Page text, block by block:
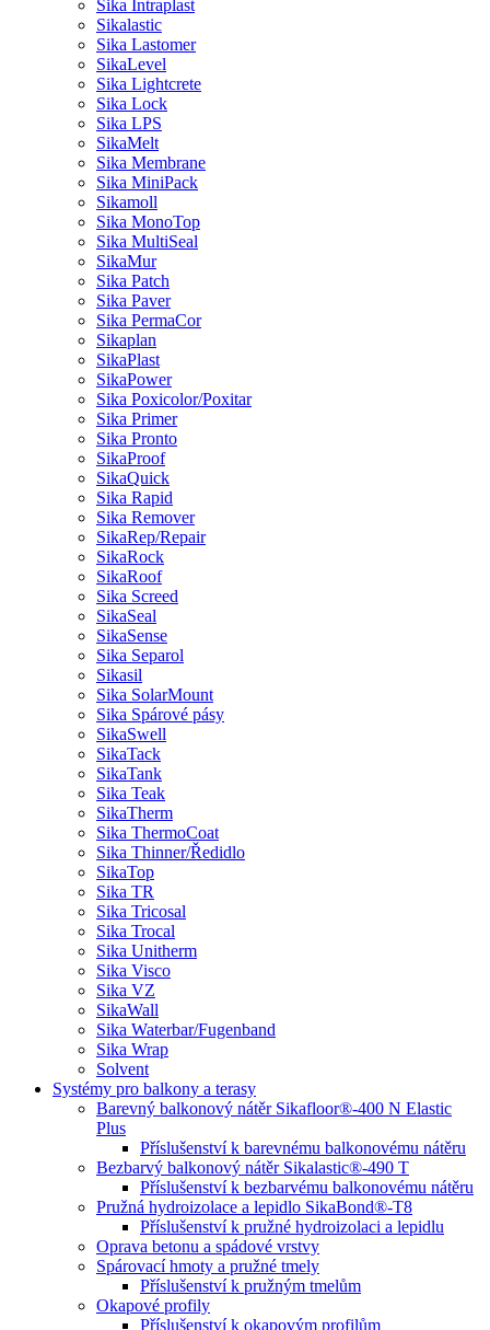
Sika Intraplast
Sikalastic
Sika Lastomer
SikaLevel
Sika Lightcrete
Sika Lock
Sika LPS
SikaMelt
Sika Membrane
Sika MiniPack
Sikamoll
Sika MonoTop
Sika MultiSeal
SikaMur
Sika Patch
Sika Paver
Sika PermaCor
Sikaplan
SikaPlast
SikaPower
Sika Poxicolor/Poxitar
Sika Primer
Sika Pronto
SikaProof
SikaQuick
Sika Rapid
Sika Remover
SikaRep/Repair
SikaRock
SikaRoof
Sika Screed
SikaSeal
SikaSense
Sika Separol
Sikasil
Sika SolarMount
Sika Spárové pásy
SikaSwell
SikaTack
SikaTank
Sika Teak
SikaTherm
Sika ThermoCoat
Sika Thinner/Ředidlo
SikaTop
Sika TR
Sika Tricosal
Sika Trocal
Sika Unitherm
Sika Visco
Sika VZ
SikaWall
Sika Waterbar/Fugenband
Sika Wrap
Solvent
Systémy pro balkony a terasy
Barevný balkonový nátěr Sikafloor®-400 N Elastic
Plus
Příslušenství k barevnému balkonovému nátěru
Bezbarvý balkonový nátěr Sikalastic®-490 T
Příslušenství k bezbarvému balkonovému nátěru
Pružná hydroizolace a lepidlo SikaBond®-T8
Příslušenství k pružné hydroizolaci a lepidlu
Oprava betonu a spádové vrstvy
Spárovací hmoty a pružné tmely
Příslušenství k pružným tmelům
Okapové profily
Příslušenství k okapovým profilům